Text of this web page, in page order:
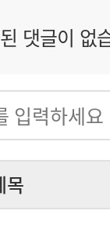
댓글이 없
목